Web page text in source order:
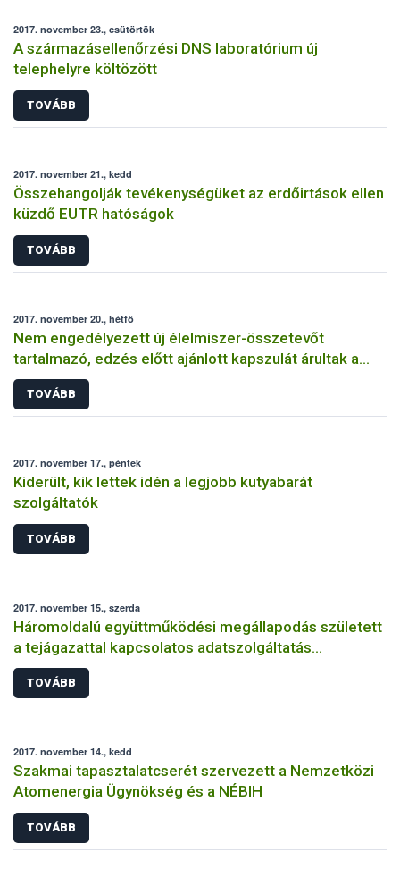
2017. november 23., csütörtök
A származásellenőrzési DNS laboratórium új
telephelyre költözött
TOVÁBB
2017. november 21., kedd
Összehangolják tevékenységüket az erdőirtások ellen
küzdő EUTR hatóságok
TOVÁBB
2017. november 20., hétfő
Nem engedélyezett új élelmiszer-összetevőt
tartalmazó, edzés előtt ajánlott kapszulát árultak a
magyar webáruházakban
TOVÁBB
2017. november 17., péntek
Kiderült, kik lettek idén a legjobb kutyabarát
szolgáltatók
TOVÁBB
2017. november 15., szerda
Háromoldalú együttműködési megállapodás született
a tejágazattal kapcsolatos adatszolgáltatás
fejlesztéséért
TOVÁBB
2017. november 14., kedd
Szakmai tapasztalatcserét szervezett a Nemzetközi
Atomenergia Ügynökség és a NÉBIH
TOVÁBB